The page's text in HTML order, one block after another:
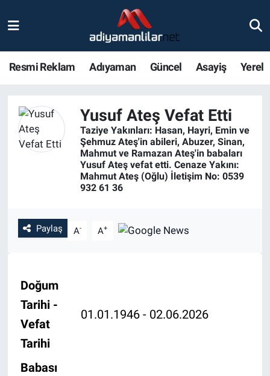
Resmi Reklam Adıyaman Güncel Asayiş Yerel
Yusuf Ateş Vefat Etti
Taziye Yakınları: Hasan, Hayri, Emin ve
Şehmuz Ateş'in abileri, Abuzer, Sinan,
Mahmut ve Ramazan Ateş'in babaları
Yusuf Ateş vefat etti. Cenaze Yakını:
Mahmut Ateş (Oğlu) İletişim No: 0539
932 61 36
Paylaş A- A+
Doğum
Tarihi -
Vefat
Tarihi
01.01.1946 - 02.06.2026
Babası
Röportajlar
Magazin
Bölge Haberleri
Asayiş
Özel Haber
Kültür Sanat
Nöbetçi Eczaneler
Adiyaman Namaz Vakitleri
Trafik Durumu
Süper Lig Puan Durumu ve Fikstür
Son Dakika Haberleri